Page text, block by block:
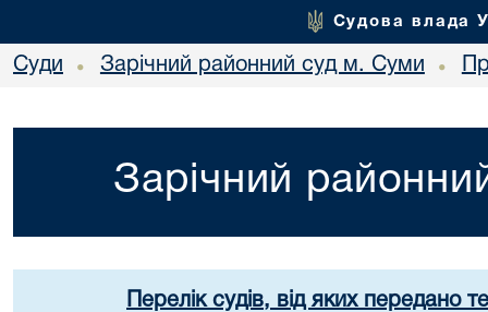
Судова влада
Суди • Зарічний районний суд м. Суми •
Зарічний
Перелік судів, від яких передано